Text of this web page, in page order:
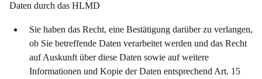
Daten durch das HLMD
Sie haben das Recht, eine Bestätigung darüber zu verlangen,
ob Sie betreffende Daten verarbeitet werden und das Recht
auf Auskunft über diese Daten sowie auf weitere
Informationen und Kopie der Daten entsprechend Art. 15